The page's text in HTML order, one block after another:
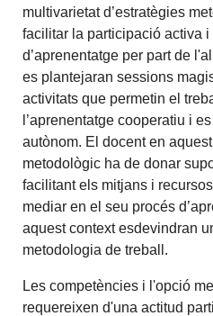
multivarietat d’estratègies
facilitar la participació activa
d’aprenentatge per part de
es plantejaran sessions
activitats que permetin el
l’aprenentatge cooperatiu i
autònom. El docent en
metodològic ha de donar
facilitant els mitjans i
mediar en el seu procés
aquest context esdevindran
metodologia de treball.
Les competències i l'opció
requereixen d'una actitud